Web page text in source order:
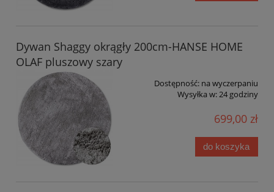
Dywan Shaggy okrągły 200cm-HANSE HOME
OLAF pluszowy szary
Dostępność: na wyczerpaniu
Wysyłka w:24 godziny
699,00 zł
do koszyka